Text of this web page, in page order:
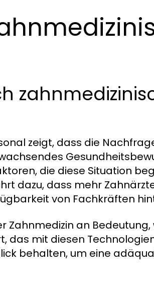
zeigt, dass die
die diese Situation
dazu, dass mehr
von Fachkräften
Zahnmedizin an Bedeutung,
das mit diesen
behalten, um eine